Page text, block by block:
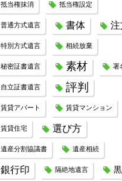
抵当権抹消 抵当権設定
普通方式遺言 書体 注
特別方式遺言 相続放棄
秘密証書遺言 素材 署
自立証書遺言 評判
賃貸アパート 賃貸マンション
賃貸住宅 選び方
遺産分割協議書 遺産相続
銀行印 隔絶地遺言